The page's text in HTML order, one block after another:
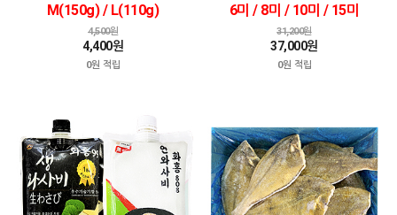
M(150g) / L(110g)
4,500원
4,400원
0원 적립
6미 / 8미 / 10미 / 15미
31,200원
37,000원
0원 적립